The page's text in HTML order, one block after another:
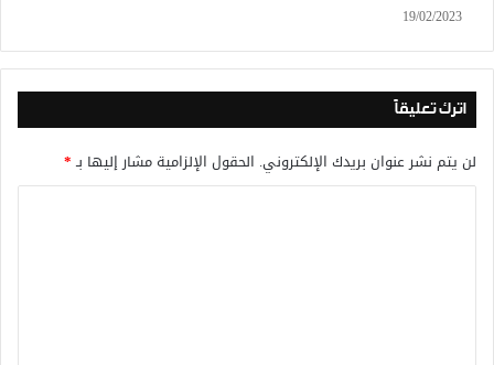
19/02/2023
اترك تعليقاً
لن يتم نشر عنوان بريدك الإلكتروني. الحقول الإلزامية مشار إليها بـ*